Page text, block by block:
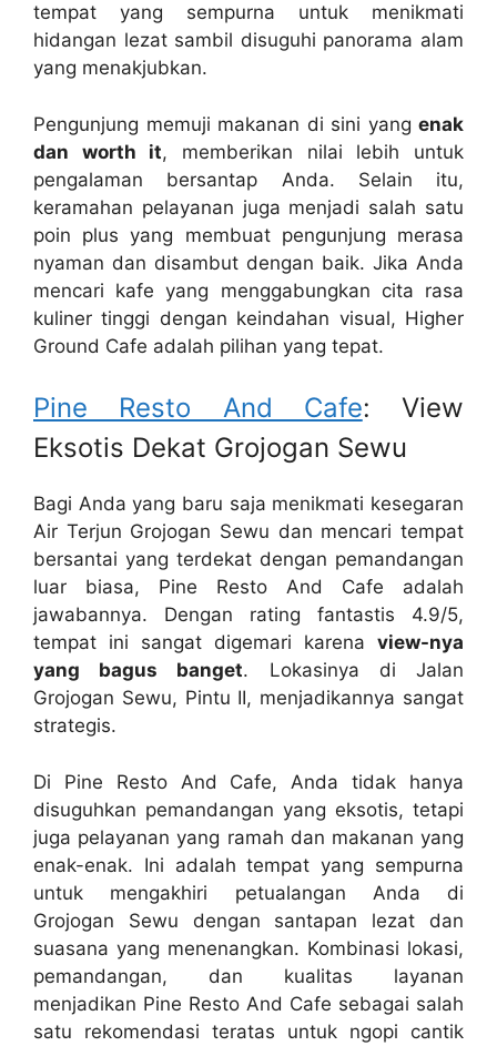
tempat yang sempurna untuk menikmati
hidangan lezat sambil disuguhi panorama alam
yang menakjubkan.
Pengunjung memuji makanan di sini yang enak
dan worth it, memberikan nilai lebih untuk
pengalaman bersantap Anda. Selain itu,
keramahan pelayanan juga menjadi salah satu
poin plus yang membuat pengunjung merasa
nyaman dan disambut dengan baik. Jika Anda
mencari kafe yang menggabungkan cita rasa
kuliner tinggi dengan keindahan visual, Higher
Ground Cafe adalah pilihan yang tepat.
Pine Resto And Cafe: View
Eksotis Dekat Grojogan Sewu
Bagi Anda yang baru saja menikmati kesegaran
Air Terjun Grojogan Sewu dan mencari tempat
bersantai yang terdekat dengan pemandangan
luar biasa, Pine Resto And Cafe adalah
jawabannya. Dengan rating fantastis 4.9/5,
tempat ini sangat digemari karena view-nya
yang bagus banget. Lokasinya di Jalan
Grojogan Sewu, Pintu II, menjadikannya sangat
strategis.
Di Pine Resto And Cafe, Anda tidak hanya
disuguhkan pemandangan yang eksotis, tetapi
juga pelayanan yang ramah dan makanan yang
enak-enak. Ini adalah tempat yang sempurna
untuk mengakhiri petualangan Anda di
Grojogan Sewu dengan santapan lezat dan
suasana yang menenangkan. Kombinasi lokasi,
pemandangan, dan kualitas layanan
menjadikan Pine Resto And Cafe sebagai salah
satu rekomendasi teratas untuk ngopi cantik